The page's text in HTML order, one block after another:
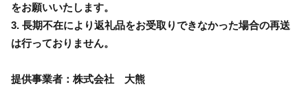
をお願いいたします。
3. 長期不在により返礼品をお受取りできなかった場合の再送
は行っておりません。
提供事業者：株式会社 大熊